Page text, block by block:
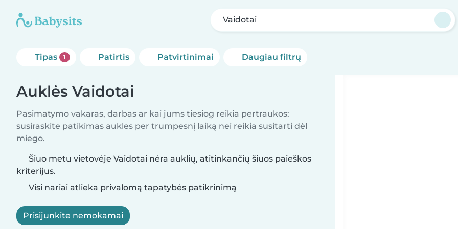
Vaidotai
Tipas 1 Patirtis Patvirtinimai Daugiau filtrų
Auklės Vaidotai
Pasimatymo vakaras, darbas ar kai jums tiesiog reikia pertraukos:
susiraskite patikimas aukles per trumpesnį laiką nei reikia susitarti dėl
miego.
Šiuo metu vietovėje Vaidotai nėra auklių, atitinkančių šiuos paieškos
kriterijus.
Visi nariai atlieka privalomą tapatybės patikrinimą
Prisijunkite nemokamai